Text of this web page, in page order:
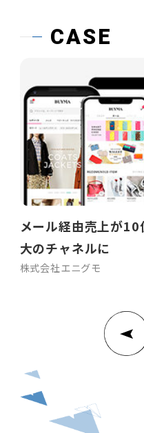
CASE
メール経由売上が
大のチャネルに
株式会社エニグモ